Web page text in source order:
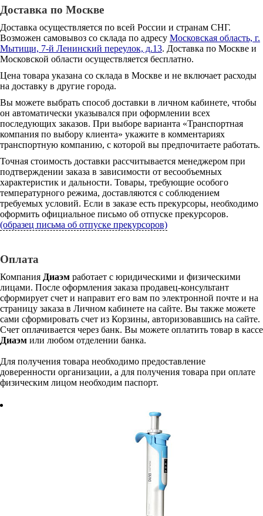
Доставка по Москве
Доставка осуществляется по всей России и странам СНГ.
Возможен самовывоз со склада по адресу Московская область, г.
Мытищи, 7-й Ленинский переулок, д.13. Доставка по Москве и
Московской области осуществляется бесплатно.
Цена товара указана со склада в Москве и не включает расходы
на доставку в другие города.
Вы можете выбрать способ доставки в личном кабинете, чтобы
он автоматически указывался при оформлении всех
последующих заказов. При выборе варианта «Транспортная
компания по выбору клиента» укажите в комментариях
транспортную компанию, с которой вы предпочитаете работать.
Точная стоимость доставки рассчитывается менеджером при
подтверждении заказа в зависимости от весообъемных
характеристик и дальности. Товары, требующие особого
температурного режима, доставляются с соблюдением
требуемых условий. Если в заказе есть прекурсоры, необходимо
оформить официальное письмо об отпуске прекурсоров.
(образец письма об отпуске прекурсоров)
Оплата
Компания Диаэм работает с юридическими и физическими
лицами. После оформления заказа продавец-консультант
сформирует счет и направит его вам по электронной почте и на
страницу заказа в Личном кабинете на сайте. Вы также можете
сами сформировать счет из Корзины, авторизовавшись на сайте.
Счет оплачивается через банк. Вы можете оплатить товар в кассе
Диаэм или любом отделении банка.
Для получения товара необходимо предоставление
доверенности организации, а для получения товара при оплате
физическим лицом необходим паспорт.